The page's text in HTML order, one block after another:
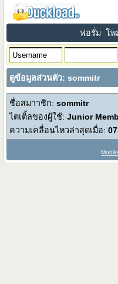
ฟอรั่ม โพ
ดูข้อมูลส่วนตัว: sommitr
ชื่อสมาาชิก:sommitr
ไตเติ้ลของผู้ใช้:Junior
ความเคลื่อนไหวล่าสุดเมื่อ: